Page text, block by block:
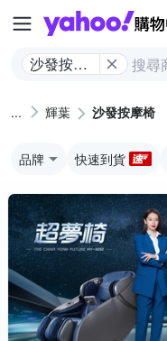
沙發按摩
輝葉 沙發按摩椅
品牌 快速到貨